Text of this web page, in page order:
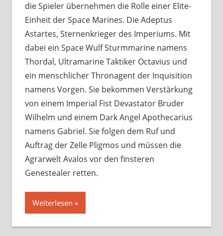
die Spieler übernehmen die Rolle einer Elite-
Einheit der Space Marines. Die Adeptus
Astartes, Sternenkrieger des Imperiums. Mit
dabei ein Space Wulf Sturmmarine namens
Thordal, Ultramarine Taktiker Octavius und
ein menschlicher Thronagent der Inquisition
namens Vorgen. Sie bekommen Verstärkung
von einem Imperial Fist Devastator Bruder
Wilhelm und einem Dark Angel Apothecarius
namens Gabriel. Sie folgen dem Ruf und
Auftrag der Zelle Pligmos und müssen die
Agrarwelt Avalos vor den finsteren
Genestealer retten.
Weiterlesen